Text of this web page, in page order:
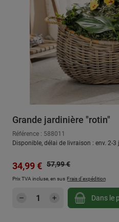
Grande jardinière "rotin"
Référence : 588011
Disponible, délai de livraison : env. 2-
Prix de vente :
34,99 € Prix régulier :
57,99 €
Prix TVA incluse, en sus Frais d'expédition
Quantité de produit
Dans le